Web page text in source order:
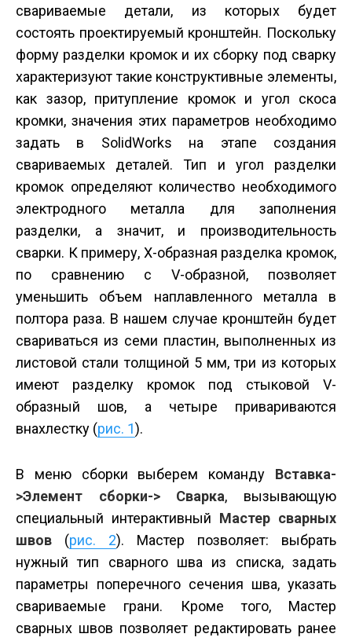
свариваемые детали, из которых будет
состоять проектируемый кронштейн. Поскольку
форму разделки кромок и их сборку под сварку
характеризуют такие конструктивные элементы,
как зазор, притупление кромок и угол скоса
кромки, значения этих параметров необходимо
задать в SolidWorks на этапе создания
свариваемых деталей. Тип и угол разделки
кромок определяют количество необходимого
электродного металла для заполнения
разделки, а значит, и производительность
сварки. К примеру, X-образная разделка кромок,
по сравнению с V-образной, позволяет
уменьшить объем наплавленного металла в
полтора раза. В нашем случае кронштейн будет
свариваться из семи пластин, выполненных из
листовой стали толщиной 5 мм, три из которых
имеют разделку кромок под стыковой V-
образный шов, а четыре привариваются
внахлестку (рис. 1).
В меню сборки выберем команду Вставка-
>Элемент сборки-> Сварка, вызывающую
специальный интерактивный Мастер сварных
швов (рис. 2). Мастер позволяет: выбрать
нужный тип сварного шва из списка, задать
параметры поперечного сечения шва, указать
свариваемые грани. Кроме того, Мастер
сварных швов позволяет редактировать ранее